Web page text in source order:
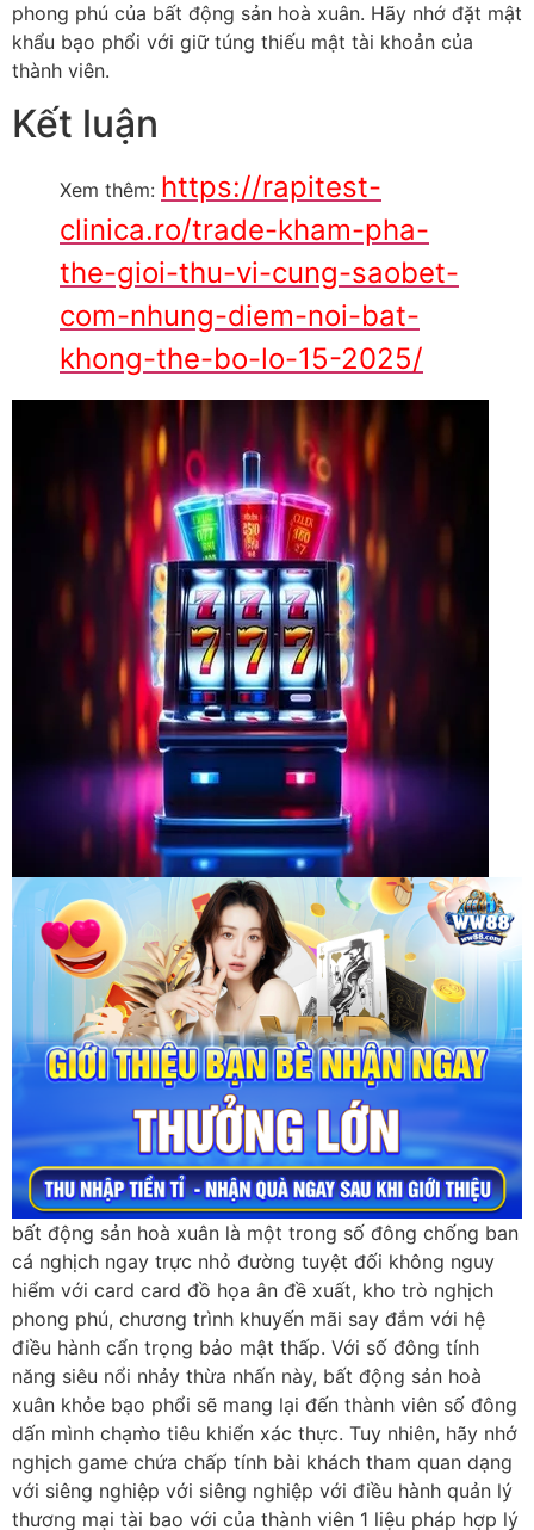
phong phú của bất động sản hoà xuân. Hãy nhớ đặt mật
khẩu bạo phổi với giữ túng thiếu mật tài khoản của
thành viên.
Kết luận
Xem thêm: https://rapitest-
clinica.ro/trade-kham-pha-
the-gioi-thu-vi-cung-saobet-
com-nhung-diem-noi-bat-
khong-the-bo-lo-15-2025/
bất động sản hoà xuân là một trong số đông chống ban
cá nghịch ngay trực nhỏ đường tuyệt đối không nguy
hiểm với card card đồ họa ân đề xuất, kho trò nghịch
phong phú, chương trình khuyến mãi say đắm với hệ
điều hành cẩn trọng bảo mật thấp. Với số đông tính
năng siêu nổi nhảy thừa nhấn này, bất động sản hoà
xuân khỏe bạo phổi sẽ mang lại đến thành viên số đông
dấn mình chạm̀o tiêu khiển xác thực. Tuy nhiên, hãy nhớ
nghịch game chứa chấp tính bài khách tham quan dạng
với siêng nghiệp với siêng nghiệp với điều hành quản lý
thương mại tài bao với của thành viên 1 liệu pháp hợp lý